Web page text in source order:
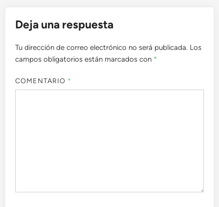
Deja una respuesta
Tu dirección de correo electrónico no será publicada. Los
campos obligatorios están marcados con *
COMENTARIO *